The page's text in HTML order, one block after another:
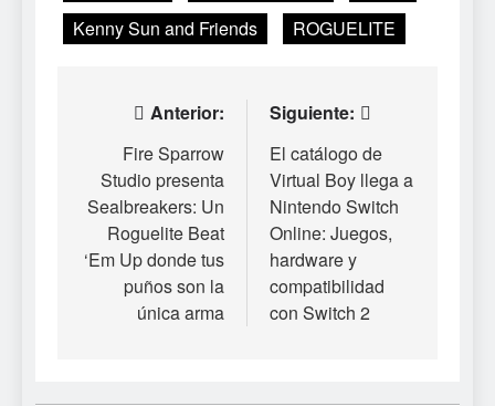
Kenny Sun and Friends
ROGUELITE
Navegación
entradas
Anterior:
Fire Sparrow
Studio presenta
Sealbreakers: Un
Roguelite Beat
‘Em Up donde tus
puños son la
única arma
Siguiente:
El catálogo de
Virtual Boy llega a
Nintendo Switch
Online: Juegos,
hardware y
compatibilidad
con Switch 2